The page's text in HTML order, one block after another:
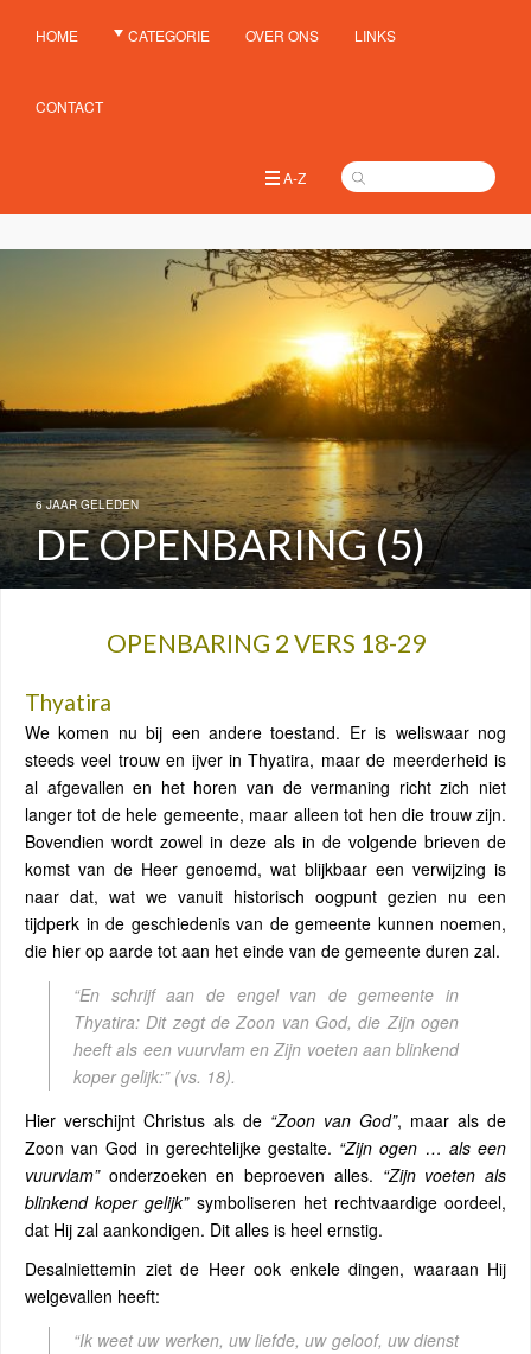
HOME CATEGORIE OVER ONS LINKS
CONTACT
A-Z
6 JAAR GELEDEN
DE OPENBARING (5)
OPENBARING 2 VERS 18-29
Thyatira
We komen nu bij een andere toestand. Er is weliswaar nog
steeds veel trouw en ijver in Thyatira, maar de meerderheid is
al afgevallen en het horen van de vermaning richt zich niet
langer tot de hele gemeente, maar alleen tot hen die trouw zijn.
Bovendien wordt zowel in deze als in de volgende brieven de
komst van de Heer genoemd, wat blijkbaar een verwijzing is
naar dat, wat we vanuit historisch oogpunt gezien nu een
tijdperk in de geschiedenis van de gemeente kunnen noemen,
die hier op aarde tot aan het einde van de gemeente duren zal.
“En schrijf aan de engel van de gemeente in
Thyatira: Dit zegt de Zoon van God, die Zijn ogen
heeft als een vuurvlam en Zijn voeten aan blinkend
koper gelijk:”(vs. 18).
Hier verschijnt Christus als de “Zoon van God”, maar als de
Zoon van God in gerechtelijke gestalte. “Zijn ogen … als een
vuurvlam”onderzoeken en beproeven alles. “Zijn voeten als
blinkend koper gelijk”symboliseren het rechtvaardige oordeel,
dat Hij zal aankondigen. Dit alles is heel ernstig.
Desalniettemin ziet de Heer ook enkele dingen, waaraan Hij
welgevallen heeft:
“Ik weet uw werken, uw liefde, uw geloof, uw dienst